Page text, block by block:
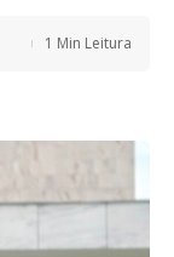
1 Min Leitura